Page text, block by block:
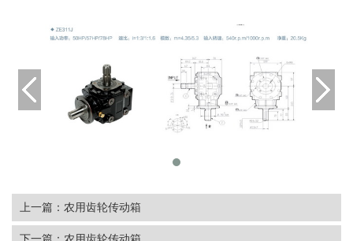
上一篇：农用齿轮传动箱
下一篇：农用齿轮传动箱